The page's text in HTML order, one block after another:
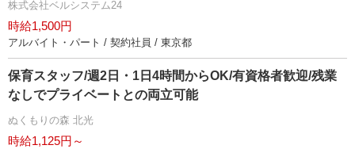
株式会社ベルシステム24
時給1,500円
アルバイト・パート / 契約社員 / 東京都
保育スタッフ/週2日・1日4時間からOK/有資格者歓迎/残業
なしでプライベートとの両立可能
ぬくもりの森 北光
時給1,125円～